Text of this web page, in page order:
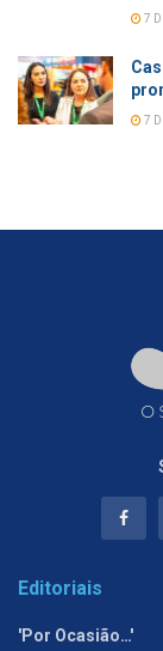
7
7
Editoriais
'Por Ocasião…'